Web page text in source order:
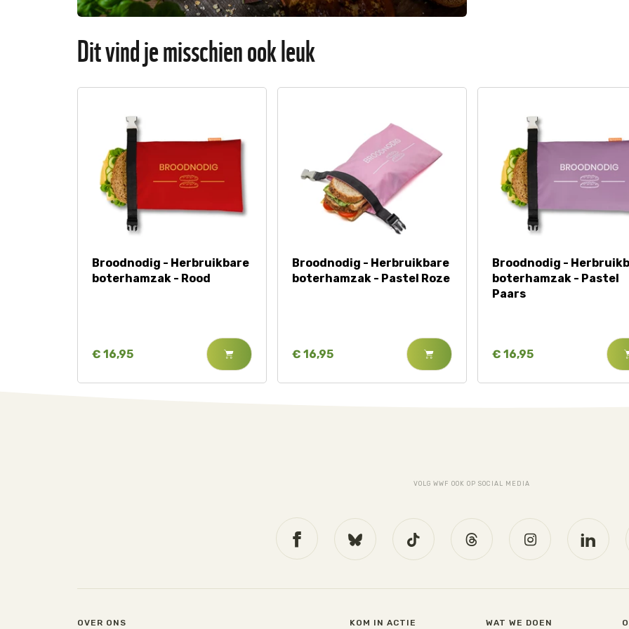
Dit vind je misschien ook leuk
Broodnodig - Herbruikbare
boterhamzak - Rood
€ 16,95
Broodnodig - Herbruikbare
boterhamzak - Pastel Roze
€ 16,95
Broodnodig -
boterhamzak - Pastel
Paars
€ 16,95
VOLG WWF OOK OP SOCIAL MEDIA
OVER ONS KOM IN ACTIE WAT WE DOEN